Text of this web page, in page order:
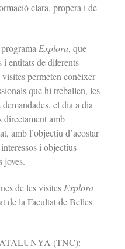
clara, propera i de
Explora, que
i entitats de diferents
permeten conèixer
que hi treballen, les
el dia a dia
directament amb
amb l’objectiu d’acostar
i objectius
joves.
de les visites Explora
de la Facultat de Belles
(TNC):